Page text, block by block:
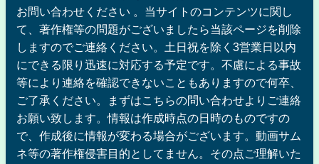
お問い合わせください 。当サイトのコンテンツに関し
て、著作権等の問題がございましたら当該ページを削除
しますのでご連絡ください。土日祝を除く3営業日以内
にできる限り迅速に対応する予定です。不慮による事故
等により連絡を確認できないこともありますので何卒、
ご了承ください。まずはこちらの問い合わせよりご連絡
お願い致します。情報は作成時点の日時のものですの
で、作成後に情報が変わる場合がございます。動画サム
ネ等の著作権侵害目的としてません。その点ご理解いた